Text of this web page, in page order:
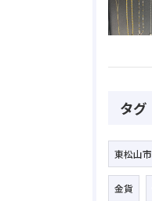
タグ
東松山市
金貨